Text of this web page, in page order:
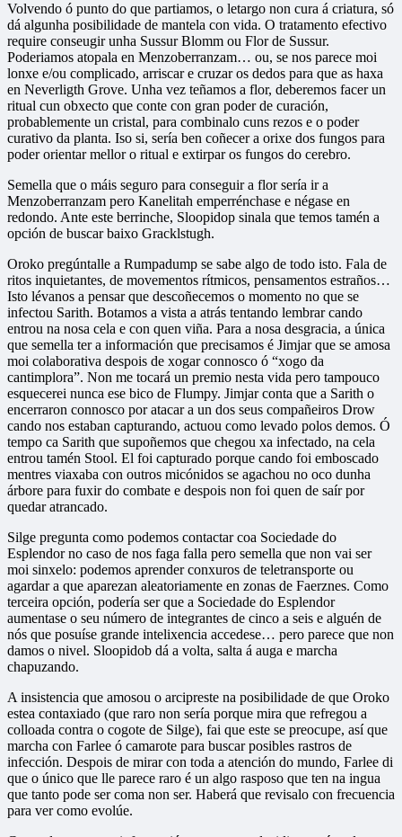
Volvendo ó punto do que partiamos, o letargo non cura á criatura, só
dá algunha posibilidade de mantela con vida. O tratamento efectivo
require conseugir unha Sussur Blomm ou Flor de Sussur.
Poderiamos atopala en Menzoberranzam… ou, se nos parece moi
lonxe e/ou complicado, arriscar e cruzar os dedos para que as haxa
en Neverligth Grove. Unha vez teñamos a flor, deberemos facer un
ritual cun obxecto que conte con gran poder de curación,
probablemente un cristal, para combinalo cuns rezos e o poder
curativo da planta. Iso si, sería ben coñecer a orixe dos fungos para
poder orientar mellor o ritual e extirpar os fungos do cerebro.
Semella que o máis seguro para conseguir a flor sería ir a
Menzoberranzam pero Kanelitah emperrénchase e négase en
redondo. Ante este berrinche, Sloopidop sinala que temos tamén a
opción de buscar baixo Gracklstugh.
Oroko pregúntalle a Rumpadump se sabe algo de todo isto. Fala de
ritos inquietantes, de movementos rítmicos, pensamentos estraños…
Isto lévanos a pensar que descoñecemos o momento no que se
infectou Sarith. Botamos a vista a atrás tentando lembrar cando
entrou na nosa cela e con quen viña. Para a nosa desgracia, a única
que semella ter a información que precisamos é Jimjar que se amosa
moi colaborativa despois de xogar connosco ó “xogo da
cantimplora”. Non me tocará un premio nesta vida pero tampouco
esquecerei nunca ese bico de Flumpy. Jimjar conta que a Sarith o
encerraron connosco por atacar a un dos seus compañeiros Drow
cando nos estaban capturando, actuou como levado polos demos. Ó
tempo ca Sarith que supoñemos que chegou xa infectado, na cela
entrou tamén Stool. El foi capturado porque cando foi emboscado
mentres viaxaba con outros micónidos se agachou no oco dunha
árbore para fuxir do combate e despois non foi quen de saír por
quedar atrancado.
Silge pregunta como podemos contactar coa Sociedade do
Esplendor no caso de nos faga falla pero semella que non vai ser
moi sinxelo: podemos aprender conxuros de teletransporte ou
agardar a que aparezan aleatoriamente en zonas de Faerznes. Como
terceira opción, podería ser que a Sociedade do Esplendor
aumentase o seu número de integrantes de cinco a seis e alguén de
nós que posuíse grande intelixencia accedese… pero parece que non
damos o nivel. Sloopidob dá a volta, salta á auga e marcha
chapuzando.
A insistencia que amosou o arcipreste na posibilidade de que Oroko
estea contaxiado (que raro non sería porque mira que refregou a
colloada contra o cogote de Silge), fai que este se preocupe, así que
marcha con Farlee ó camarote para buscar posibles rastros de
infección. Despois de mirar con toda a atención do mundo, Farlee di
que o único que lle parece raro é un algo rasposo que ten na ingua
que tanto pode ser coma non ser. Haberá que revisalo con frecuencia
para ver como evolúe.